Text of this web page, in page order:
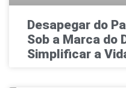
Desapegar do
Sob a Marca do
Simplificar a